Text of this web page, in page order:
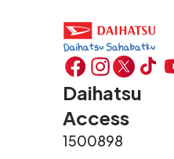
Daihatsu
Access
1500898